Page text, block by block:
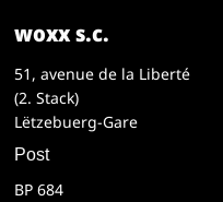
woxx s.c.
51, avenue de la Liberté
(2. Stack)
Lëtzebuerg-Gare
Post
BP 684